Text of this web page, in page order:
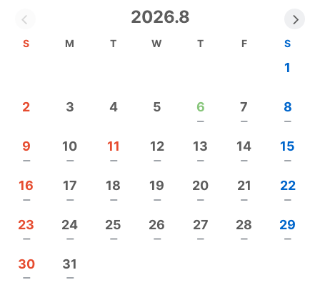
は錆を抑制し老化を抑制する効果が期待できます。
温泉は本来、地下深くで作られるため、酸素が欠乏
した「還元状態」にあります。
そのため、温泉源泉の共通した特徴としてこの錆を
元に戻す「還元作用」があります。
効果が期待できるということです。
ていたり、
2026.8
S M T W T F S
1
2 3 4 5 6
remove
7
remove
8
remove
9
remove
10
remove
11
remove
12
remove
13
remove
14
remove
15
remove
16
remove
17
remove
18
remove
19
remove
20
remove
21
remove
22
remove
23
remove
24
remove
25
remove
26
remove
27
remove
28
remove
29
remove
30
remove
31
remove